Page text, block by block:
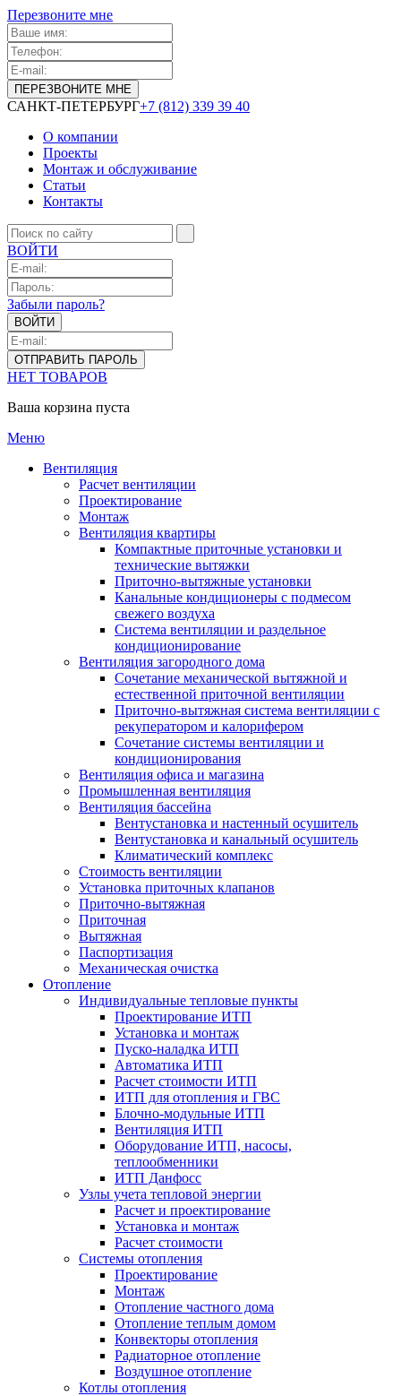
Перезвоните мне
САНКТ-ПЕТЕРБУРГ+7 (812) 339 39 40
О компании
Проекты
Монтаж и обслуживание
Статьи
Контакты
ВОЙТИ
Забыли пароль?
НЕТ ТОВАРОВ
Ваша корзина пуста
Меню
Вентиляция
Расчет вентиляции
Проектирование
Монтаж
Вентиляция квартиры
Компактные приточные установки и
технические вытяжки
Приточно-вытяжные установки
Канальные кондиционеры с подмесом
свежего воздуха
Cистема вентиляции и раздельное
кондиционирование
Вентиляция загородного дома
Сочетание механической вытяжной и
естественной приточной вентиляции
Приточно-вытяжная система вентиляции с
рекуператором и калорифером
Сочетание системы вентиляции и
кондиционирования
Вентиляция офиса и магазина
Промышленная вентиляция
Вентиляция бассейна
Вентустановка и настенный осушитель
Вентустановка и канальный осушитель
Климатический комплекс
Стоимость вентиляции
Установка приточных клапанов
Приточно-вытяжная
Приточная
Вытяжная
Паспортизация
Механическая очистка
Отопление
Индивидуальные тепловые пункты
Проектирование ИТП
Установка и монтаж
Пуско-наладка ИТП
Автоматика ИТП
Расчет стоимости ИТП
ИТП для отопления и ГВС
Блочно-модульные ИТП
Вентиляция ИТП
Оборудование ИТП, насосы,
теплообменники
ИТП Данфосс
Узлы учета тепловой энергии
Расчет и проектирование
Установка и монтаж
Расчет стоимости
Системы отопления
Проектирование
Монтаж
Отопление частного дома
Отопление теплым домом
Конвекторы отопления
Радиаторное отопление
Воздушное отопление
Котлы отопления